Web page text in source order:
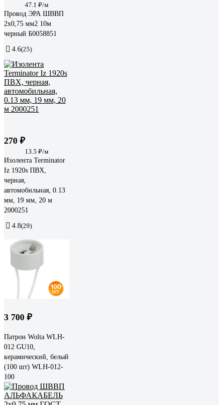
47.1 ₽/м
Провод ЭРА ШВВП
2x0,75 мм2 10м
черный Б0058851
4.6(25)
270 ₽
13.5 ₽/м
Изолента Terminator
Iz 1920s ПВХ,
черная,
автомобильная, 0.13
мм, 19 мм, 20 м
2000251
4.8(29)
3 700 ₽
Патрон Wolta WLH-
012 GU10,
керамический, белый
(100 шт) WLH-012-
100